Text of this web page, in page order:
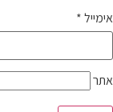
אימייל*
אתר